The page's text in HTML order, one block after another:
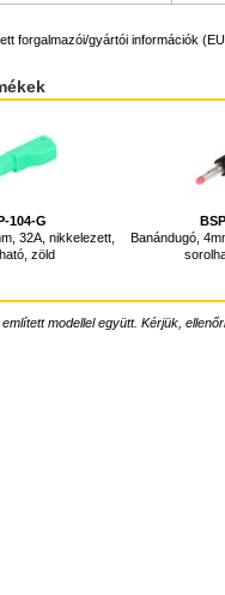
forgalmazói/gyártói információk
104-G
32A, nikkelezett,
zöld
Banándugó,
modellel együtt. Kérjük,